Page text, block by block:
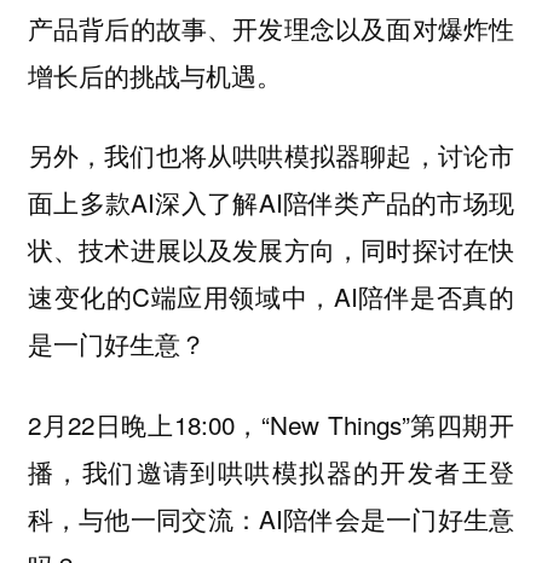
产品背后的故事、开发理念以及面对爆炸性
增长后的挑战与机遇。
另外，我们也将从哄哄模拟器聊起，讨论市
面上多款AI深入了解AI陪伴类产品的市场现
状、技术进展以及发展方向，同时探讨在快
速变化的C端应用领域中，AI陪伴是否真的
是一门好生意？
2月22日晚上18:00，“New Things”第四期开
播，我们邀请到哄哄模拟器的开发者王登
科，与他一同交流：AI陪伴会是一门好生意